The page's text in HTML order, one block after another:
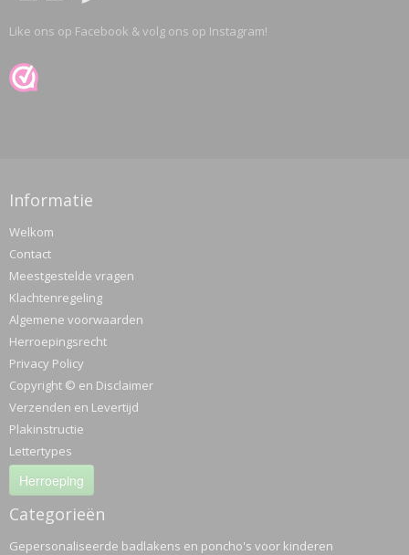
Like ons op Facebook & volg ons op Instagram!
Informatie
Welkom
Contact
Meestgestelde vragen
Klachtenregeling
Algemene voorwaarden
Herroepingsrecht
Privacy Policy
Copyright © en Disclaimer
Verzenden en Levertijd
Plakinstructie
Lettertypes
Herroeping
Categorieën
Gepersonaliseerde badlakens en poncho's voor kinderen